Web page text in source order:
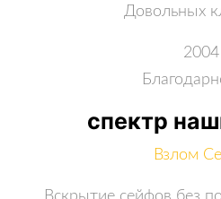
Довольных
2004
спектр
Взлом